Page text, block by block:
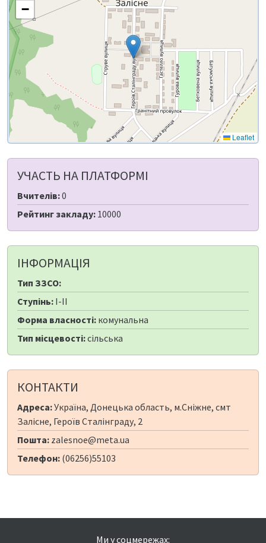
−
Leaflet
УЧАСТЬ НА ПЛАТФОРМІ
Вчителів:0
Рейтинг закладу: 10000
ІНФОРМАЦІЯ
Тип ЗЗСО:
Ступінь: I-II
Форма власності: комунальна
Тип місцевості:сільська
КОНТАКТИ
Адреса:Україна, Донецька область, м.Сніжне, смт
Залісне, Героїв Сталінграду, 2
Пошта: zalesnoe@meta.ua
Телефон: (06256)55103
Ми у соцмережах: